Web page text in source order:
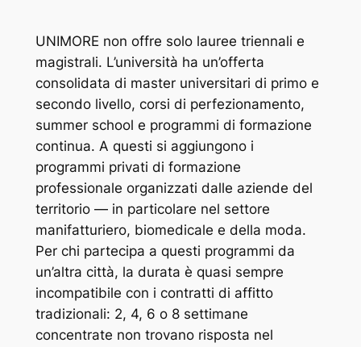
UNIMORE non offre solo lauree triennali e
magistrali. L’università ha un’offerta
consolidata di master universitari di primo e
secondo livello, corsi di perfezionamento,
summer school e programmi di formazione
continua. A questi si aggiungono i
programmi privati di formazione
professionale organizzati dalle aziende del
territorio — in particolare nel settore
manifatturiero, biomedicale e della moda.
Per chi partecipa a questi programmi da
un’altra città, la durata è quasi sempre
incompatibile con i contratti di affitto
tradizionali: 2, 4, 6 o 8 settimane
concentrate non trovano risposta nel